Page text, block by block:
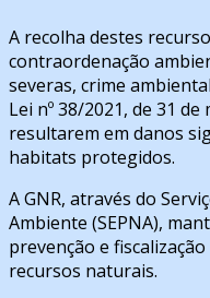
A recolha destes
contraordenação
severas, crime
Lei nº 38/2021, de 31
resultarem em danos
habitats protegidos.
A GNR, através do
Ambiente (SEPNA),
prevenção e
recursos naturais.